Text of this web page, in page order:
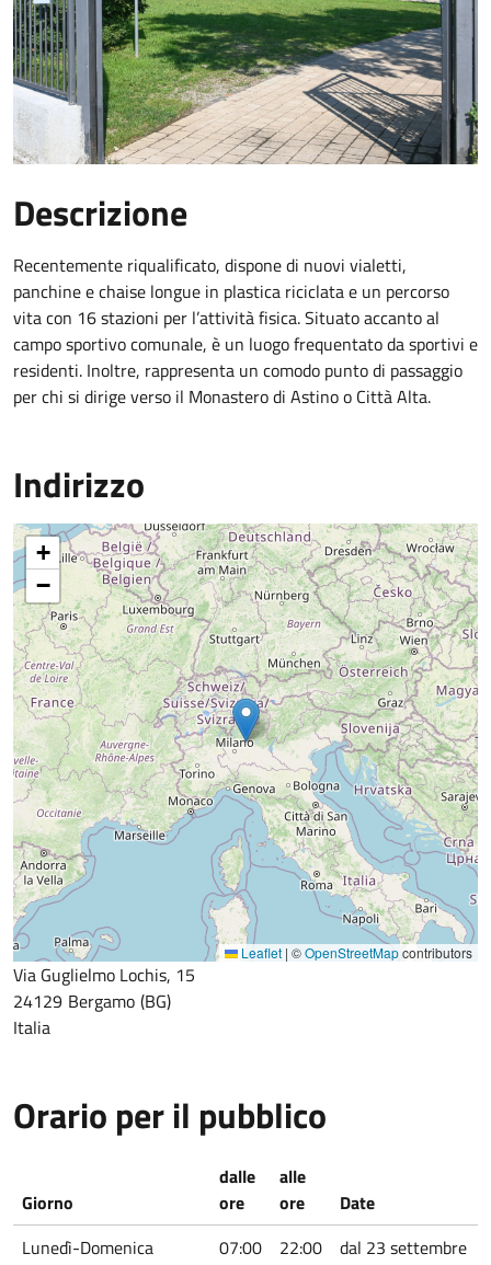
Descrizione
Recentemente riqualificato, dispone di nuovi vialetti,
panchine e chaise longue in plastica riciclata e un percorso
vita con 16 stazioni per l’attività fisica. Situato accanto al
campo sportivo comunale, è un luogo frequentato da sportivi e
residenti. Inoltre, rappresenta un comodo punto di passaggio
per chi si dirige verso il Monastero di Astino o Città Alta.
Indirizzo
+
−
Leaflet | ©OpenStreetMapcontributors
Via Guglielmo Lochis, 15
24129 Bergamo BG
Italia
Orario per il pubblico
Giorno
dalle
ore
alle
ore
Date
Lunedì-Domenica
07:00 22:00
dal 23 settembre